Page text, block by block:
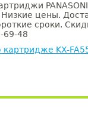
цены.
сроки.
69-48
KX-